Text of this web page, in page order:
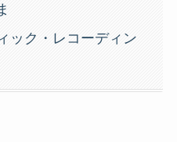
ック・レコーディン